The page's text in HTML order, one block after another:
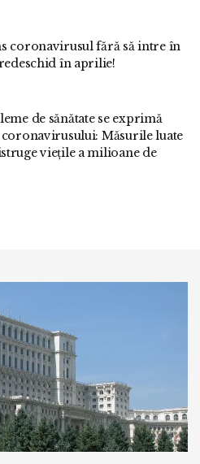
coronavirusul fără să intre în
în aprilie!
de sănătate se exprimă
Măsurile luate
viețile a milioane de